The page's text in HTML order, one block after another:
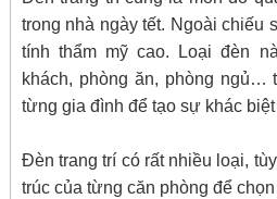
trong nhà ngày tết. Ngoài chiếu
tính thẩm mỹ cao. Loại đèn
khách, phòng ăn, phòng ngủ…
từng gia đình để tạo sự khác
Đèn trang trí có rất nhiều loại,
trúc của từng căn phòng để